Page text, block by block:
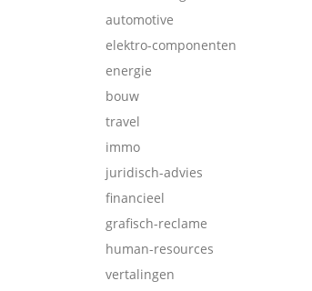
automotive
elektro-componenten
energie
bouw
travel
immo
juridisch-advies
financieel
grafisch-reclame
human-resources
vertalingen